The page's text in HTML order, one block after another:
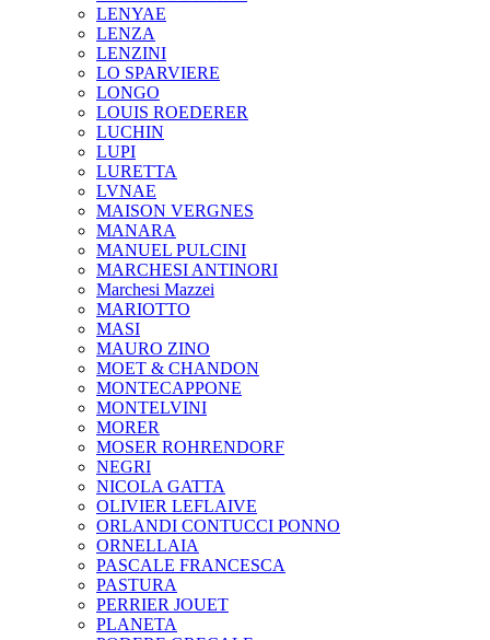
LENYAE
LENZA
LENZINI
LO SPARVIERE
LONGO
LOUIS ROEDERER
LUCHIN
LUPI
LURETTA
LVNAE
MAISON VERGNES
MANARA
MANUEL PULCINI
MARCHESI ANTINORI
Marchesi Mazzei
MARIOTTO
MASI
MAURO ZINO
MOET & CHANDON
MONTECAPPONE
MONTELVINI
MORER
MOSER ROHRENDORF
NEGRI
NICOLA GATTA
OLIVIER LEFLAIVE
ORLANDI CONTUCCI PONNO
ORNELLAIA
PASCALE FRANCESCA
PASTURA
PERRIER JOUET
PLANETA